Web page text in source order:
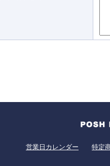
営業日カレンダー 特定